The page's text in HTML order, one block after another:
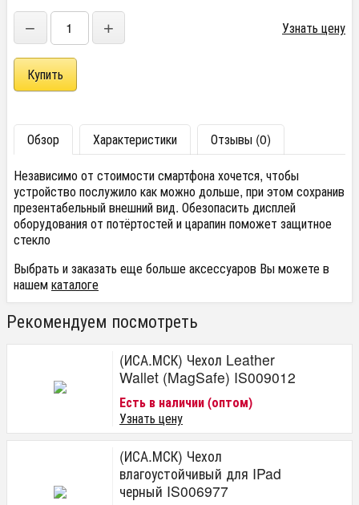
− + Узнать цену
Обзор Характеристики
Отзывы (0)
Независимо от стоимости смартфона хочется, чтобы
устройство послужило как можно дольше, при этом сохранив
презентабельный внешний вид. Обезопасить дисплей
оборудования от потёртостей и царапин поможет защитное
стекло
Выбрать и заказать еще больше аксессуаров Вы можете в
нашемкаталоге
Рекомендуем посмотреть
(ИСА.МСК) Чехол Leather
Wallet (MagSafe) IS009012
Есть в наличии (оптом)
Узнать цену
(ИСА.МСК) Чехол
влагоустойчивый для IPad
черный IS006977